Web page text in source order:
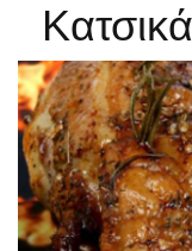
content